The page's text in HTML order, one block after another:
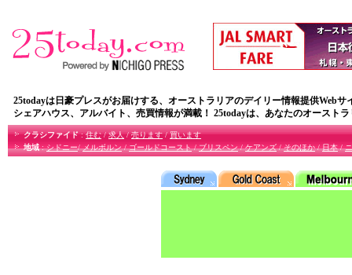
25todayは日豪プレスがお届けする、オーストラリアのデイリー情報提供Webサ
シェアハウス、アルバイト、売買情報が満載！ 25todayは、あなたのオースト
クラシファイド:住む/求人/売ります/買います
地域:シドニー/メルボルン/ゴールドコースト/ブリスペン/ケアンズ/そのほか/日本/